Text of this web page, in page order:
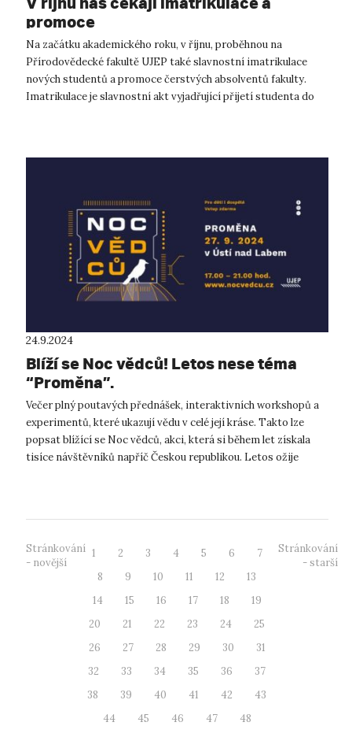
promoce
Na začátku akademického roku, v říjnu, proběhnou na
Přírodovědecké fakultě UJEP také slavnostní imatrikulace
nových studentů a promoce čerstvých absolventů fakulty.
Imatrikulace je slavnostní akt vyjadřující přijetí studenta do
24.9.2024
Blíží se Noc vědců! Letos nese téma
“Proměna”.
Večer plný poutavých přednášek, interaktivních workshopů a
experimentů, které ukazují vědu v celé její kráse. Takto lze
popsat blížící se Noc vědců, akci, která si během let získala
tisíce návštěvníků napříč Českou republikou. Letos ožije
Stránkování
- novější
1 2 3 4 5 6
7
8
9 10 11 12
13
14
15 16 17 18
19
20
21 22 23 24
25
26
27 28 29 30
31
32
33 34 35 36
37
38
39 40 41 42
43
44
45 46 47
48
Stránkování
- starší